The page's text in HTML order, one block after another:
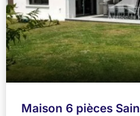
Maison 6 pièces